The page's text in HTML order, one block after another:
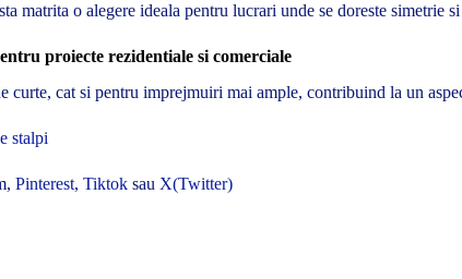
matrita o alegere ideala pentru lucrari unde se doreste simetrie
proiecte rezidentiale si comerciale
curte, cat si pentru imprejmuiri mai ample, contribuind la un
stalpi
Pinterest, Tiktok sau X(Twitter)